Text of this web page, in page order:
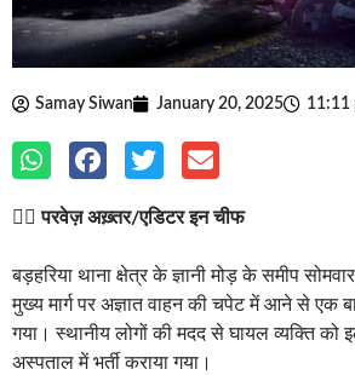
Samay Siwan January 20, 2025 11:11
✍🏽परवेज़ अख़्तर/एडिटर इन चीफ
बड़हरिया थाना क्षेत्र के ज्ञानी मोड़ के समीप
मुख्य मार्ग पर अज्ञात वाहन की चपेट में आने से एक
गया। स्थानीय लोगों की मदद से घायल व्यक्ति को
अस्पताल में भर्ती कराया गया।